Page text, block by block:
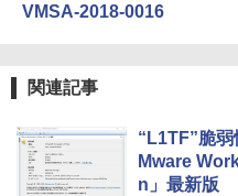
1冊です
bデザイ
テリー
売)
VMSA-2018-0016
関連記事
“L1TF”脆
Mware
n」最新版